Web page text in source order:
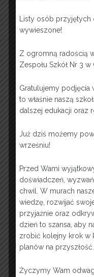
FACEBOOK
Listy osób przyjętych
wywieszone!
Z ogromną radością
Zespołu Szkół Nr 3 w
Gratulujemy podjęcia
to właśnie naszą
dalszej edukacji oraz
Już dziś możemy
wrześniu!
Przed Wami
doświadczeń,
chwil. W murach
wiedzę, rozwijać
przyjaźnie oraz
dzień to szansa, aby
zrobić kolejny krok w
planów na przyszłość.
Życzymy Wam